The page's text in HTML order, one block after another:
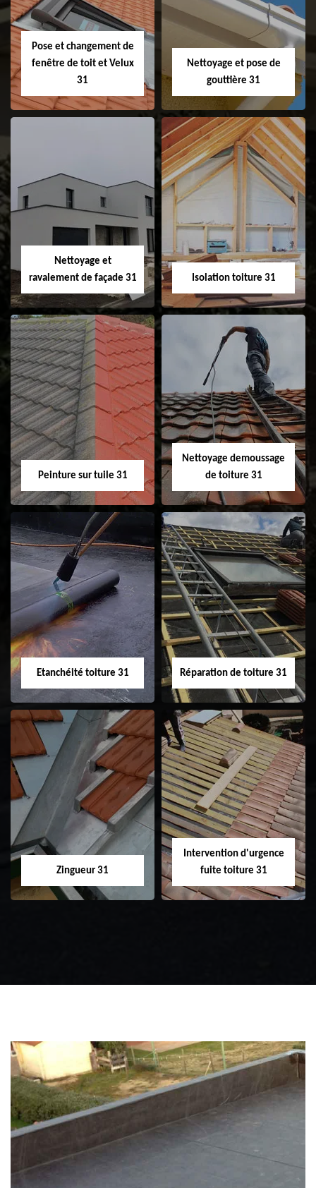
faitage et faitière
31
Pose et changement de
fenêtre de toit et Velux
31
Pose et
changement de
fenêtre de toit et
Velux 31
Nettoyage et pose de
gouttière 31
Nettoyage et pose
Nettoyage et
ravalement de façade 31
Nettoyage et
ravalement de
façade 31
Isolation toiture 31
Isolation toiture 31
Peinture sur tuile 31
Peinture sur tuile
31
Nettoyage demoussage
de toiture 31
Nettoyage
demoussage de
toiture 31
Etanchéité toiture 31
Etanchéité toiture
31
Réparation de toiture 31
Réparation de
toiture 31
Zingueur 31
Intervention d'urgence
fuite toiture 31